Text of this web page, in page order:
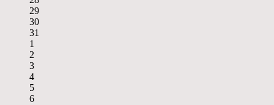
29
30
31
1
2
3
4
5
6